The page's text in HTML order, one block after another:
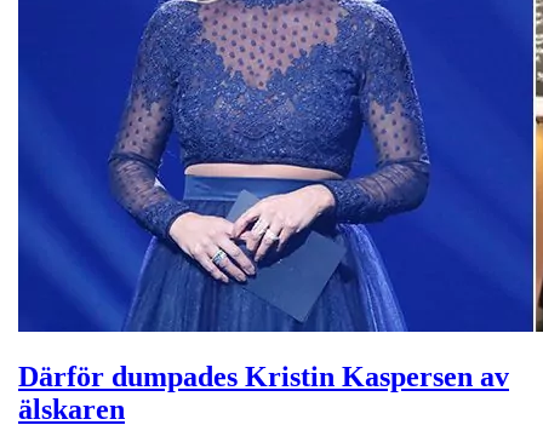
Därför dumpades Kristin Kaspersen av
älskaren